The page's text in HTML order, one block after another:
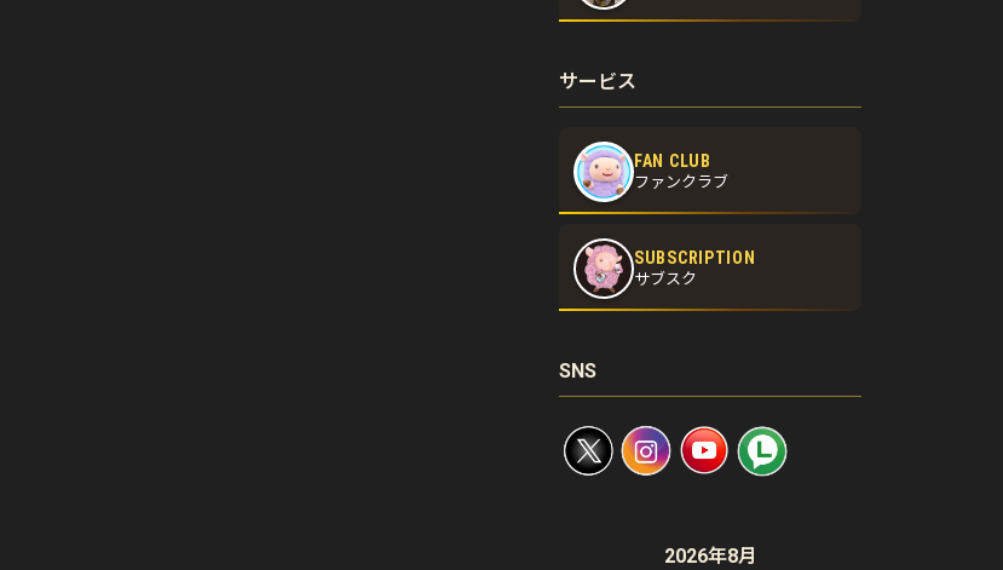
サービス
FAN CLUB
ファンクラブ
SUBSCRIPTION
サブスク
SNS
2026年8月